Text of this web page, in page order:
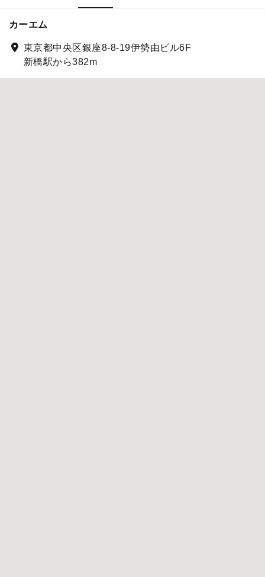
カーエム
東京都中央区銀座8-8-19伊勢由ビル6F
新橋駅から382m